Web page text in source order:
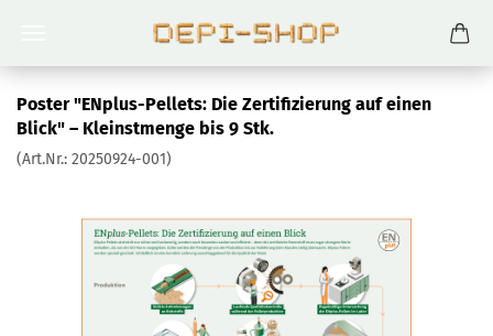
Poster "ENplus-Pellets: Die Zertifizierung auf einen
Blick" – Kleinstmenge bis 9 Stk.
(Art.Nr.: 20250924-001)